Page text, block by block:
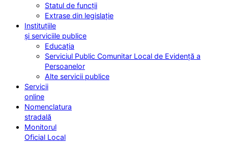
Statul de funcții
Extrase din legislație
Instituțiile
și serviciile publice
Educația
Serviciul Public Comunitar Local de Evidență a
Persoanelor
Alte servicii publice
Servicii
online
Nomenclatura
stradală
Monitorul
Oficial Local